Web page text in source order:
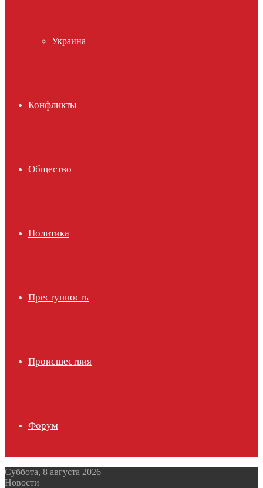
Украина
Конфликты
Общество
Политика
Преступность
Происшествия
Форум
Суббота, 8 августа 2026
Новости